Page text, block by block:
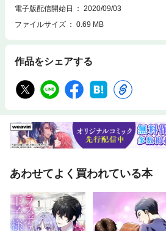
電子版配信開始日
2020/09/03
ファイルサイズ
0.69 MB
作品をシェアする
あわせてよく買われている本